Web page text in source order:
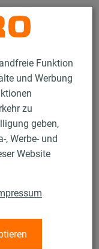
Funktion
und Werbung
zu
geben,
, Werbe- und
Website
Kontakt